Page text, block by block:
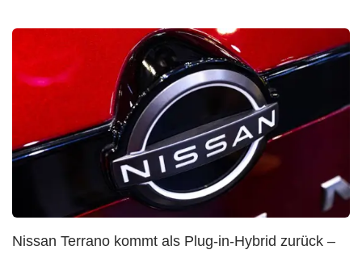
Nissan Terrano kommt als Plug-in-Hybrid zurück –